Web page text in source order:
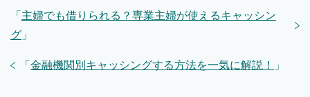
「 主婦でも借りられる？専業主婦が使えるキャッシン
グ 」
「 金融機関別キャッシングする方法を一気に解説！ 」